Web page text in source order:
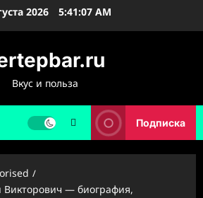
2026 5:41:08 AM
Вкус и польза
Подписка
Викторович — биография,